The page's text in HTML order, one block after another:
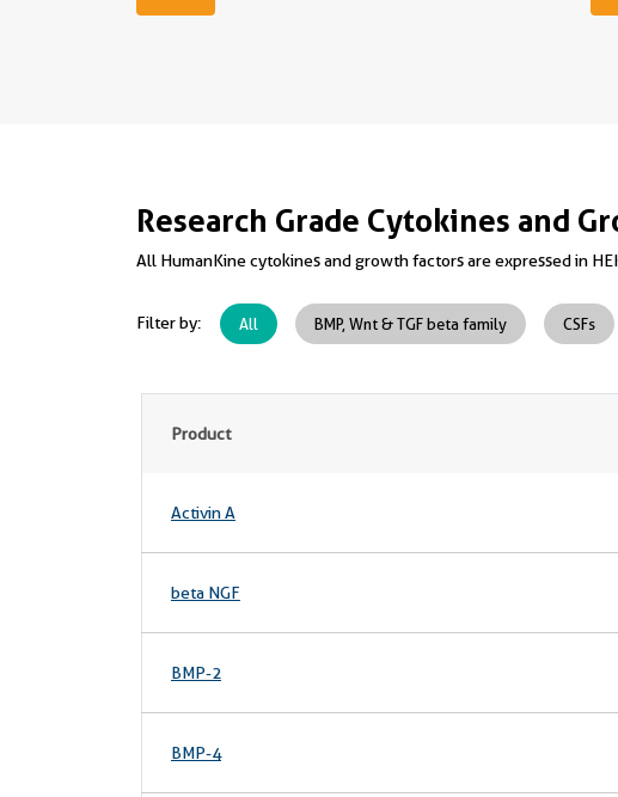
Research Grade Cytokines and
All HumanKine cytokines and growth factors are expressed in
Filter by: All BMP, Wnt & TGF beta family CSFs
Product
Activin A
beta NGF
BMP-2
BMP-4